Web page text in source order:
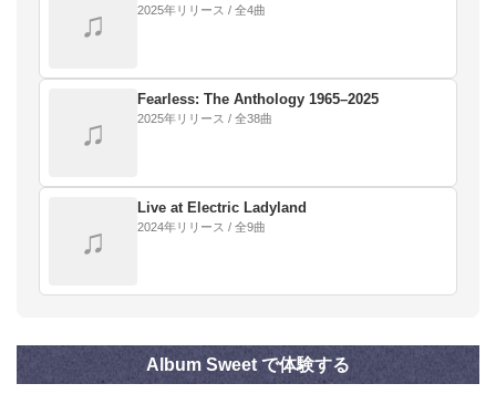
♫ 2025年リリース / 全4曲
♫
Fearless: The Anthology 1965–2025
2025年リリース / 全38曲
♫
Live at Electric Ladyland
2024年リリース / 全9曲
Album Sweet で体験する